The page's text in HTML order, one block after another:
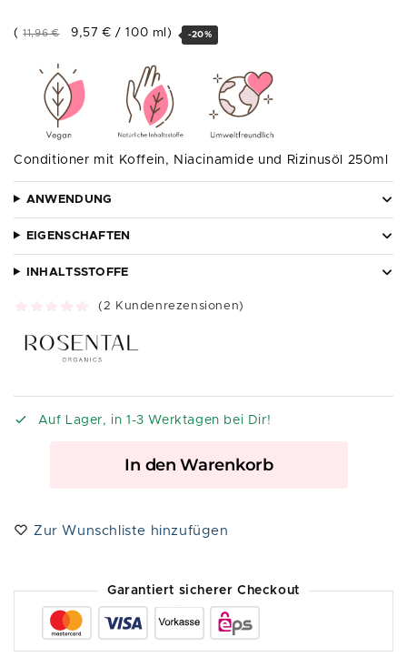
-20%
(11,96€ 9,57€ /100 ml )
Conditioner mit Koffein, Niacinamide und Rizinusöl 250ml
ANWENDUNG
EIGENSCHAFTEN
INHALTSSTOFFE
(2 Kundenrezensionen)
Auf Lager, in 1-3 Werktagen bei Dir!
In den Warenkorb
v
Zur Wunschliste hinzufügen
Garantiert sicherer Checkout